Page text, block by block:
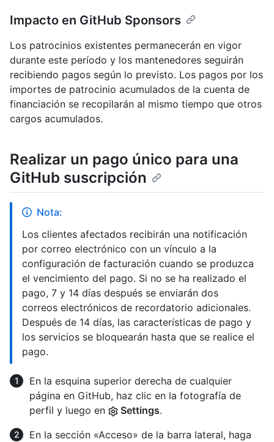
Impacto en GitHub Sponsors
Los patrocinios existentes permanecerán en vigor
durante este período y los mantenedores seguirán
recibiendo pagos según lo previsto. Los pagos por los
importes de patrocinio acumulados de la cuenta de
financiación se recopilarán al mismo tiempo que otros
cargos acumulados.
Realizar un pago único para una
GitHub suscripción
Nota:
Los clientes afectados recibirán una notificación
por correo electrónico con un vínculo a la
configuración de facturación cuando se produzca
el vencimiento del pago. Si no se ha realizado el
pago, 7 y 14 días después se enviarán dos
correos electrónicos de recordatorio adicionales.
Después de 14 días, las características de pago y
los servicios se bloquearán hasta que se realice el
pago.
En la esquina superior derecha de cualquier
página en GitHub, haz clic en la fotografía de
perfil y luego en
Settings.
En la sección «Acceso» de la barra lateral, haga